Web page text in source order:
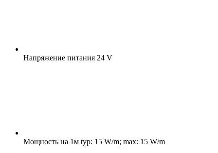
Напряжение питания 24 V
Мощность на 1м typ: 15 W/m; max: 15 W/m